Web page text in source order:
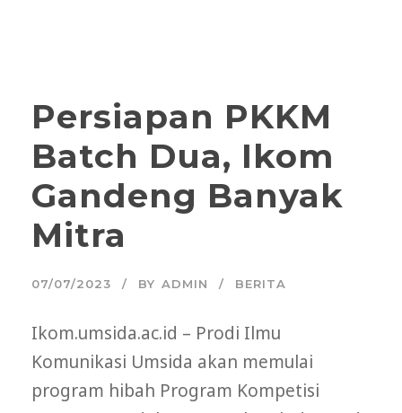
Persiapan PKKM
Batch Dua, Ikom
Gandeng Banyak
Mitra
07/07/2023 BY ADMIN BERITA
Ikom.umsida.ac.id – Prodi Ilmu
Komunikasi Umsida akan memulai
program hibah Program Kompetisi